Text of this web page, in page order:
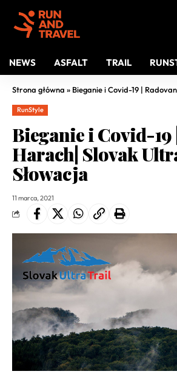
NEWS ASFALT TRAIL
Strona główna » Bieganie i Covid-19 | Radovan Harach|
RunStyle
Bieganie i Covid-19
Harach| Slovak
Słowacja
11 marca, 2021